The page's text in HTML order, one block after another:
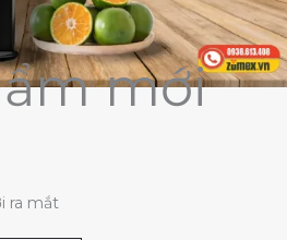
mới
ra mắt